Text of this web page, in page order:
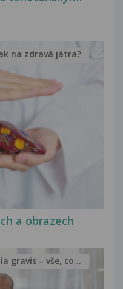
a obrazech
na zdravá játra?
gravis – vše, co...